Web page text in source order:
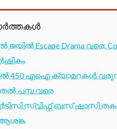
ജയിൽ Escape Drama വരെ:
450 എഐ ക്യാമറകൾ
പമ്പ വരെ
സ്വിഫ്റ്റ് ബസ് ഷാസി